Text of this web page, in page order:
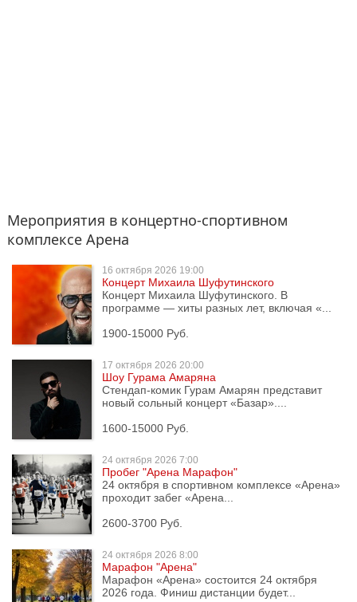
Мероприятия в концертно-спортивном
комплексе Арена
16 октября 2026 19:00
Концерт Михаила Шуфутинского
Концерт Михаила Шуфутинского. В
программе — хиты разных лет, включая «...
1900-15000 Руб.
17 октября 2026 20:00
Шоу Гурама Амаряна
Стендап-комик Гурам Амарян представит
новый сольный концерт «Базар»....
1600-15000 Руб.
24 октября 2026 7:00
Пробег "Арена Марафон"
24 октября в спортивном комплексе «Арена»
проходит забег «Арена...
2600-3700 Руб.
24 октября 2026 8:00
Марафон "Арена"
Марафон «Арена» состоится 24 октября
2026 года. Финиш дистанции будет...